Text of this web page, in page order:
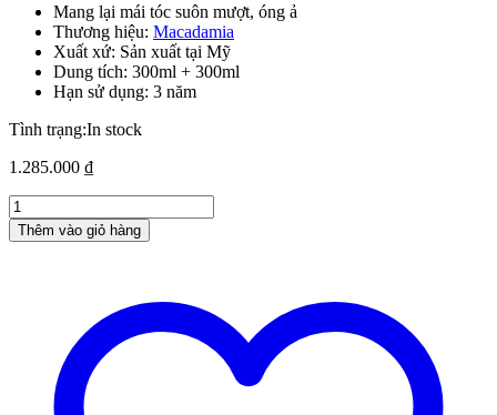
Mang lại mái tóc suôn mượt, óng ả
Thương hiệu: Macadamia
Xuất xứ: Sản xuất tại Mỹ
Dung tích: 300ml + 300ml
Hạn sử dụng: 3 năm
Tình trạng:In stock
1.285.000 ₫
Cặp
gội
xả
Thêm vào giỏ hàng